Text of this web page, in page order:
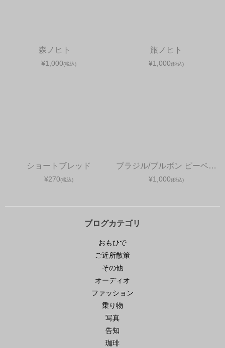
森ノヒト
¥1,000(税込)
旅ノヒト
¥1,000(税込)
ショートブレッド
¥270(税込)
ブラジル/ブルボン ピーベ…
¥1,000(税込)
ブログカテゴリ
おもひで
ご近所散策
その他
オーディオ
ファッション
乗り物
写真
告知
珈琲